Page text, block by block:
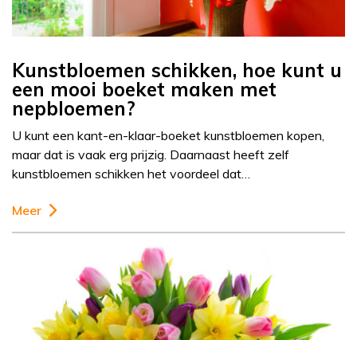
Kunstbloemen schikken, hoe kunt u
een mooi boeket maken met
nepbloemen?
U kunt een kant-en-klaar-boeket kunstbloemen kopen,
maar dat is vaak erg prijzig. Daarnaast heeft zelf
kunstbloemen schikken het voordeel dat…
Meer